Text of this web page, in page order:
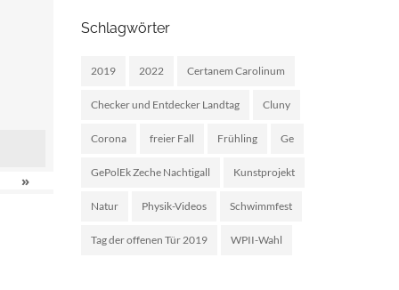
»
Schlagwörter
2019 2022 Certanem Carolinum
Checker und Entdecker Landtag Cluny
Corona freier Fall Frühling Ge
GePolEk Zeche Nachtigall Kunstprojekt
Natur Physik-Videos Schwimmfest
Tag der offenen Tür 2019 WPII-Wahl